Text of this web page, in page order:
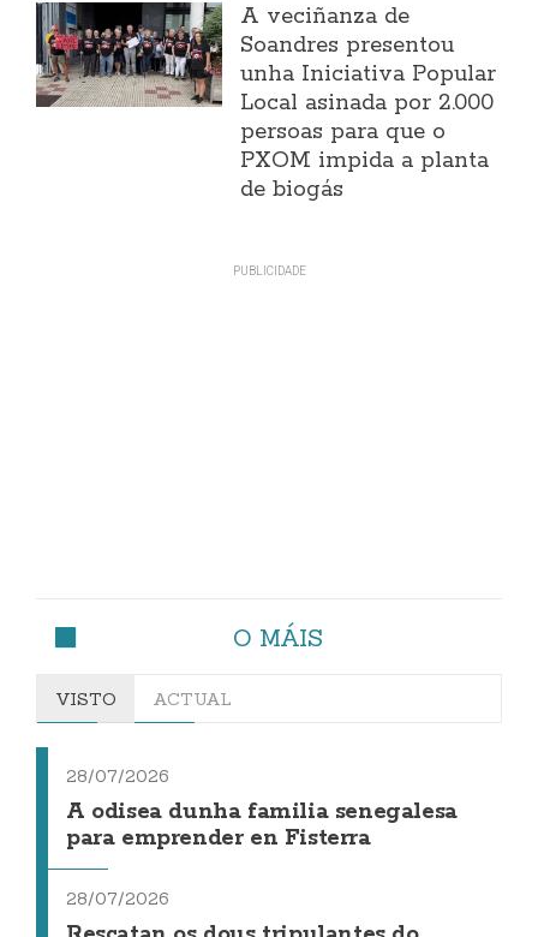
A veciñanza de
Soandres presentou
unha Iniciativa Popular
Local asinada por 2.000
persoas para que o
PXOM impida a planta
de biogás
O MÁIS
VISTO ACTUAL
28/07/2026
A odisea dunha familia senegalesa
para emprender en Fisterra
28/07/2026